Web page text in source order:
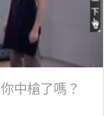
中槍了嗎？